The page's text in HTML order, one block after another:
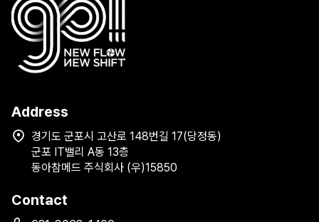
Address
경기도 군포시 고산로 148번길 17(당정동)
군포 IT밸리 A동 13층
동아참메드 주식회사 (우)15850
Contact